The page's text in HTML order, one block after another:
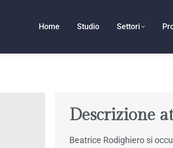
Home Studio Settori
Descrizione
Beatrice Rodighiero si